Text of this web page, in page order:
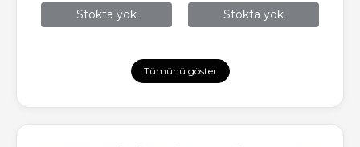
Stokta yok Stokta yok
Tümünü göster